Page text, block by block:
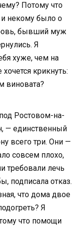
Потому что
некому было о
бывший муж
Я
хуже, чем на
крикнуть:
виновата?
Ростовом-на-
— единственный
всего три. Они —
совсем плохо,
требовали лечь
подписала отказ.
что дома двое
Я
что помощи